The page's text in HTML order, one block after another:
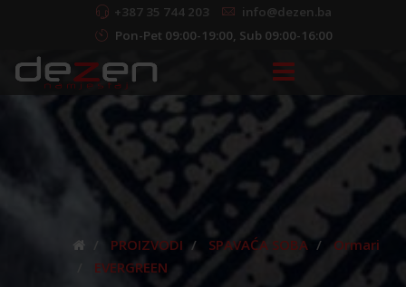
+387 35 744 203
info@dezen.ba
Pon-Pet 09:00-19:00, Sub 09:00-16:00
PROIZVODI SPAVAĆA SOBA
Ormari
EVERGREEN